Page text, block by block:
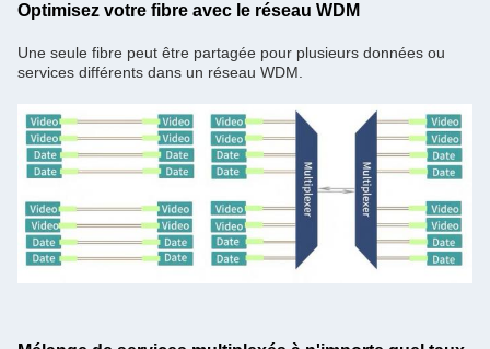
Optimisez votre fibre avec le réseau WDM
Une seule fibre peut être partagée pour plusieurs données ou
services différents dans un réseau WDM.